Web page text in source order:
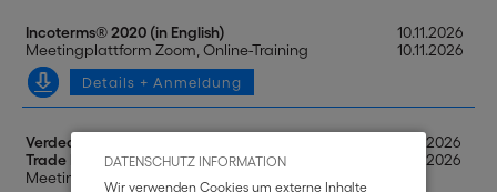
DATENSCHUTZ INFORMATION
Wir verwenden Cookies um externe Inhalte
Incoterms® 2020 (in English)
Meetingplattform Zoom, Online-Training
10.11.2026
10.11.2026
Details + Anmeldung
Verdeckte Geldwäsche im Außenhandel
Trade Based Money Laundering (TBML)
Meetingplattform Zoom, Online-Training
17.11.2026
17.11.2026